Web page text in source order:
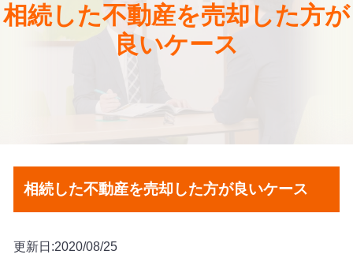
相続した不動産を売却した方が
良いケース
相続した不動産を売却した方が良いケース
更新日:2020/08/25